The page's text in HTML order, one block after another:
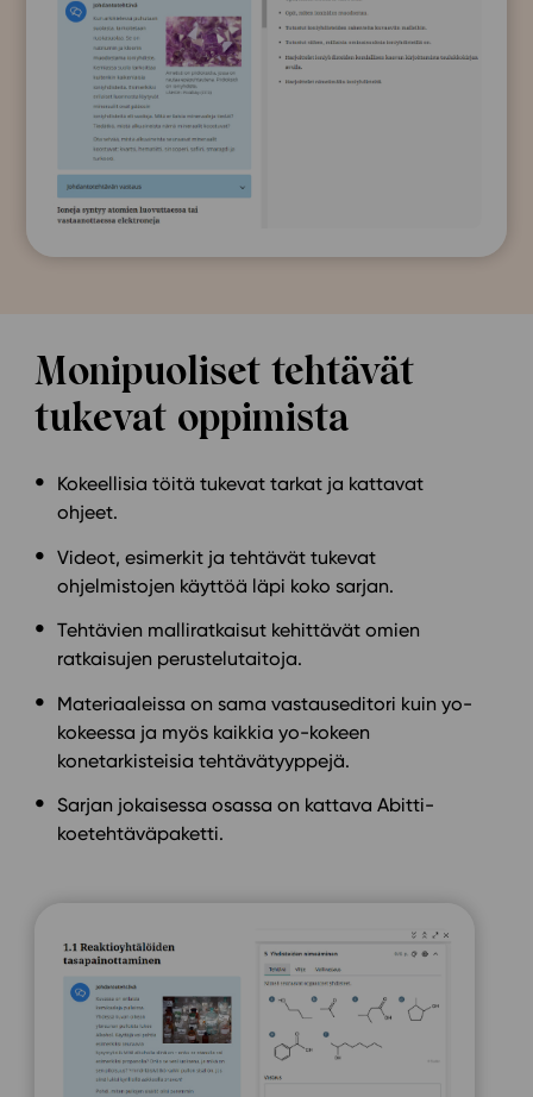
Monipuoliset tehtävät
tukevat oppimista
Kokeellisia töitä tukevat tarkat ja kattavat
ohjeet.
Videot, esimerkit ja tehtävät tukevat
ohjelmistojen käyttöä läpi koko sarjan.
Tehtävien malliratkaisut kehittävät omien
ratkaisujen perustelutaitoja.
Materiaaleissa on sama vastauseditori kuin yo-
kokeessa ja myös kaikkia yo-kokeen
konetarkisteisia tehtävätyyppejä.
Sarjan jokaisessa osassa on kattava Abitti-
koetehtäväpaketti.